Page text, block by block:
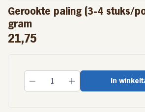
Gerookte paling (3-4 stuks/
gram
21,75
In